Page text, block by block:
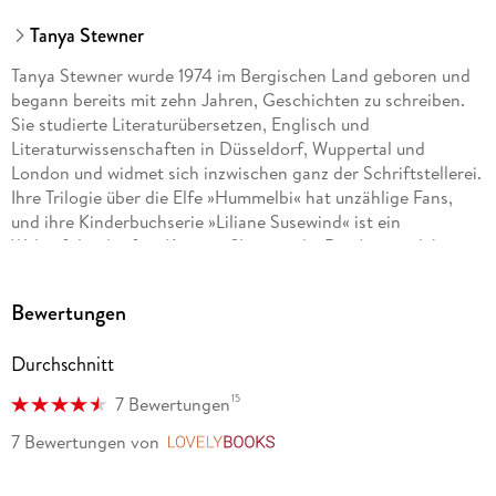
Tanya Stewner
Tanya Stewner wurde 1974 im Bergischen Land geboren und
begann bereits mit zehn Jahren, Geschichten zu schreiben.
Sie studierte Literaturübersetzen, Englisch und
Literaturwissenschaften in Düsseldorf, Wuppertal und
London und widmet sich inzwischen ganz der Schriftstellerei.
Ihre Trilogie über die Elfe »Hummelbi« hat unzählige Fans,
und ihre Kinderbuchserie »Liliane Susewind« ist ein
Welterfolg, der fürs Kino verfilmt wurde. Die Autorin lebt mit
Marlene Jablonski
ihr erstes Kinderbuch. Heute lebt sie als freie Schriftstellerin
in Berlin, wo sie ihr Zuhause in einen kleinen Dschungel
verwandelt hat. Dort tanzt sie mit Musen, lässt ihrer Fantasie
Bewertungen
Durchschnitt
7 Bewertungen15
7 Bewertungen von